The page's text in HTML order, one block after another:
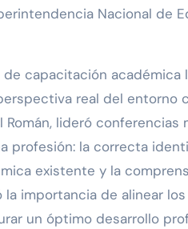
Nacional de
capacitación académica
real del entorno
Román, lideró
profesión: la correcta
existente y la
importancia de alinear
un óptimo desarrollo